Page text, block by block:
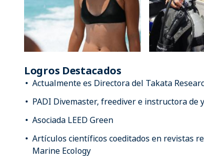
Logros Destacados
Actualmente es Directora del Takata
PADI Divemaster, freediver e instructora de
Asociada LEED Green
Artículos científicos coeditados en revistas
Marine Ecology